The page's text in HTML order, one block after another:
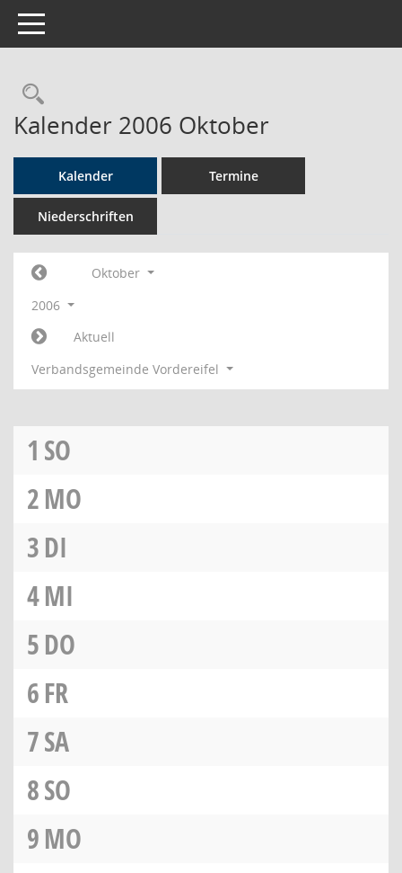
Toggle navigation
Rechercheauswahl
Kalender 2006 Oktober
Kalender Termine
Niederschriften
Oktober
2006
Aktuell
Verbandsgemeinde Vordereifel
1 SO
2MO
3DI
4MI
5DO
6FR
7SA
8SO
9MO